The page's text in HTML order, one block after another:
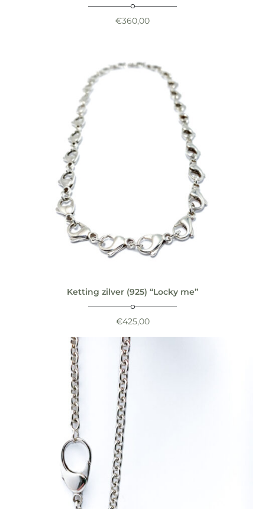
€360,00
Ketting zilver (925) “Locky me”
€425,00